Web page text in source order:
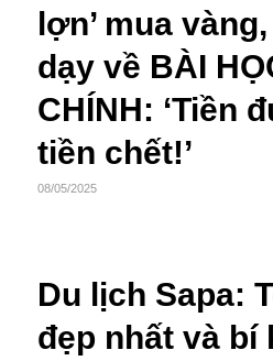
lợn’ mua
dạy về BÀI
CHÍNH: ‘Tiền
tiền chết!’
08/05/2025
Du lịch Sapa:
đẹp nhất và bí